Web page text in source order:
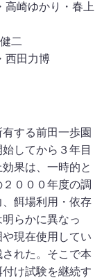
崎ゆかり・春上
二
西田力博
する前田一歩園
してから３年目
果は、一時的と
０００年度の調
餌場利用・依存
らかに異なっ
現在使用してい
れた。そこで本
け試験を継続す